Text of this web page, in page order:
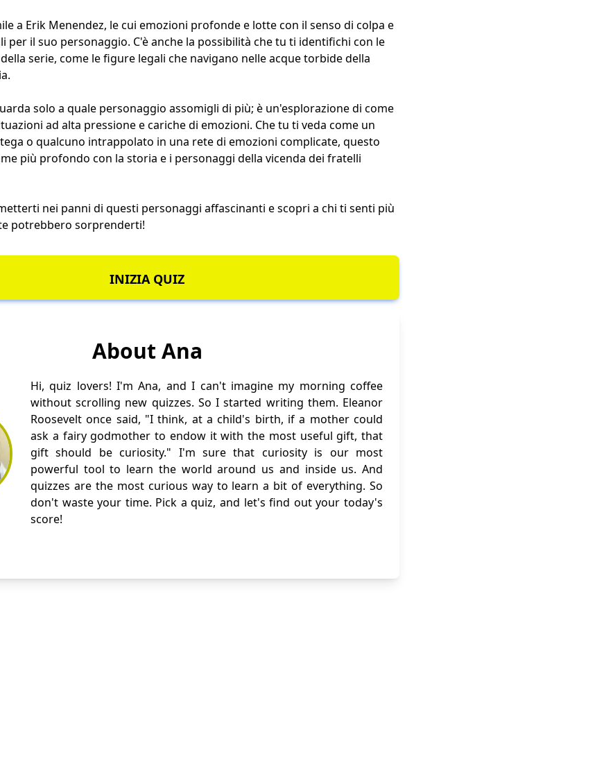
a Erik Menendez, le cui emozioni profonde e lotte con il senso di colpa e
per il suo personaggio. C'è anche la possibilità che tu ti identifichi con le
serie, come le figure legali che navigano nelle acque torbide della
solo a quale personaggio assomigli di più; è un'esplorazione di come
ad alta pressione e cariche di emozioni. Che tu ti veda come un
o qualcuno intrappolato in una rete di emozioni complicate, questo
più profondo con la storia e i personaggi della vicenda dei fratelli
nei panni di questi personaggi affascinanti e scopri a chi ti senti più
potrebbero sorprenderti!
INIZIA QUIZ
About Ana
Hi, quiz lovers! I'm Ana, and I can't imagine my morning coffee
without scrolling new quizzes. So I started writing them. Eleanor
Roosevelt once said, "I think, at a child's birth, if a mother could
ask a fairy godmother to endow it with the most useful gift, that
gift should be curiosity." I'm sure that curiosity is our most
powerful tool to learn the world around us and inside us. And
quizzes are the most curious way to learn a bit of everything. So
don't waste your time. Pick a quiz, and let's find out your today's
score!